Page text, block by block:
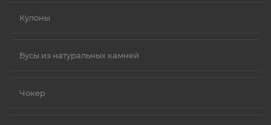
Кулоны
Бусы из натуральных камней
Чокер